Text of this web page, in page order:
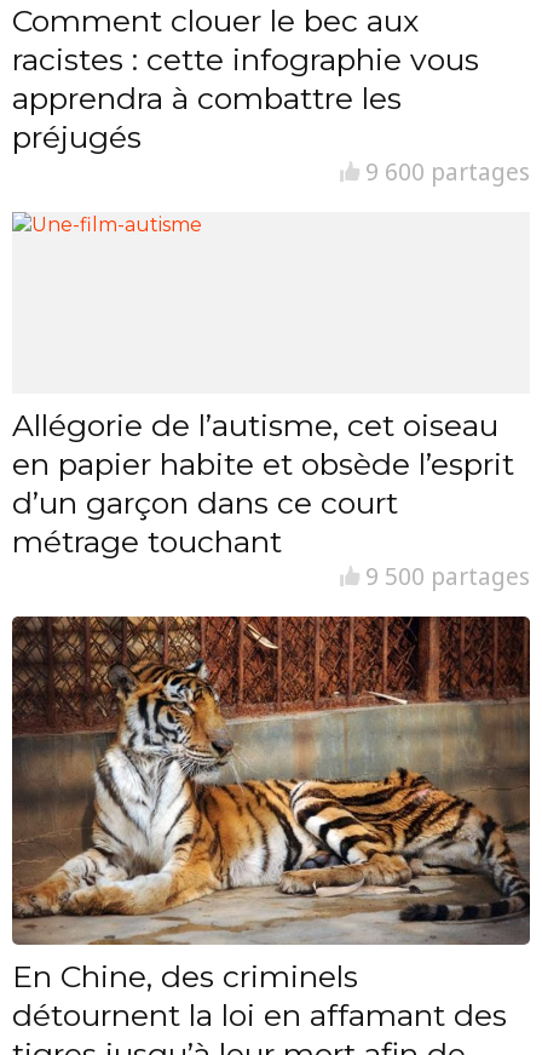
Comment clouer le bec aux
racistes : cette infographie vous
apprendra à combattre les
préjugés
9 600 partages
Allégorie de l’autisme, cet oiseau
en papier habite et obsède l’esprit
d’un garçon dans ce court
métrage touchant
9 500 partages
En Chine, des criminels
détournent la loi en affamant des